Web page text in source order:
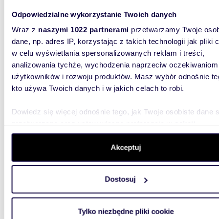
Odpowiedzialne wykorzystanie Twoich danych
Wraz z naszymi 1022 partnerami przetwarzamy Twoje
dane, np. adres IP, korzystając z takich technologii jak pliki
w celu wyświetlania spersonalizowanych reklam i treści,
analizowania tychże, wychodzenia naprzeciw oczekiwaniom
użytkowników i rozwoju produktów. Masz wybór odnośnie
kto używa Twoich danych i w jakich celach to robi.
Dowiedz się więcej odnośnie tego, jak Twoje osobiste dane
szczegółów. W Deklaracji plików cookie możesz zmienić
wycofać swoją zgodę w dowolnej chwili.
aby oferować funkcje społecznościowe i analizować ruch w
witrynie. Informacje o tym, jak korzystasz z naszej witryny,
analitycznym. Partnerzy mogą połączyć te informacje z
Akceptuj
Dostosuj
Tylko niezbędne pliki cookie
Na wynajem nowoczesny 2-pokojowy apartament
58 m²